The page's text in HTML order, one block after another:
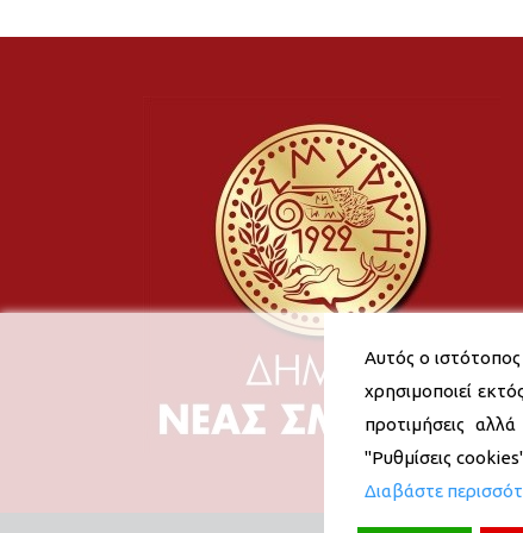
Αυτός ο ιστότοπος
χρησιμοποιεί
προτιμήσεις
"Ρυθμίσεις
Διαβάστε